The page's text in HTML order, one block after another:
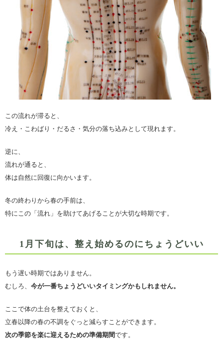
この流れが滞ると、
冷え・こわばり・だるさ・気分の落ち込みとして現れます。
逆に、
流れが通ると、
体は自然に回復に向かいます。
冬の終わりから春の手前は、
特にこの「流れ」を助けてあげることが大切な時期です。
1月下旬は、整え始めるのにちょうどいい
もう遅い時期ではありません。
むしろ、 今が一番ちょうどいいタイミングかもしれません。
ここで体の土台を整えておくと、
立春以降の春の不調をぐっと減らすことができます。
次の季節を楽に迎えるための準備期間です。